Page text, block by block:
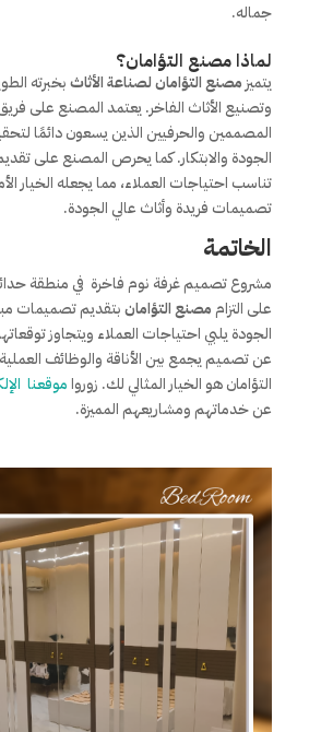
جماله.
لماذا مصنع التؤامان؟
يتميزمصنع التؤامان لصناعة الأثاثبخبرته
وتصنيع الأثاث الفاخر. يعتمد المصنع على
المصممين والحرفيين الذين يسعون دائمًا
الجودة والابتكار. كما يحرص المصنع على
تناسب احتياجات العملاء، مما يجعله الخيار
تصميمات فريدة وأثاث عالي الجودة.
الخاتمة
مشروع تصميم غرفة نوم فاخرة في منطقة
على التزاممصنع التؤامانبتقديم تصميمات
الجودة يلبي احتياجات العملاء ويتجاوز
عن تصميم يجمع بين الأناقة والوظائف
التؤامان هو الخيار المثالي لك. زورواموقعنا
عن خدماتهم ومشاريعهم المميزة.